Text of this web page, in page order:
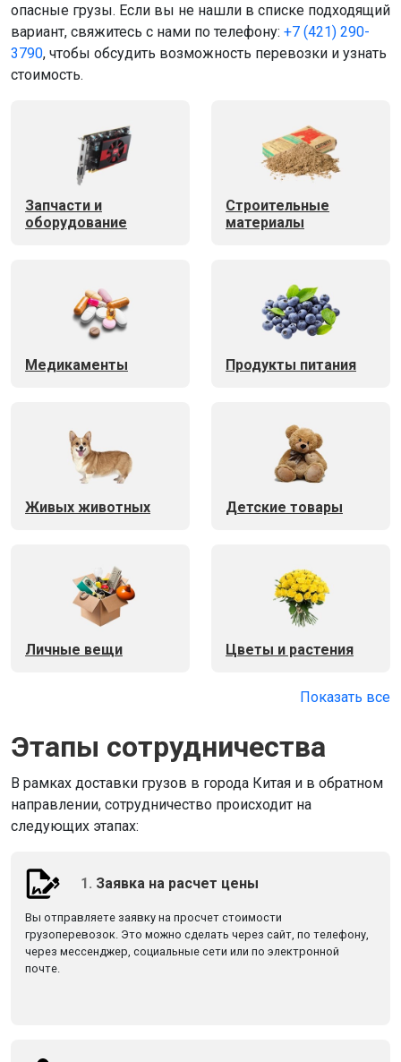
опасные грузы. Если вы не нашли в списке подходящий
вариант, свяжитесь с нами по телефону: +7 (421) 290-
3790, чтобы обсудить возможность перевозки и узнать
стоимость.
Запчасти и
оборудование
Строительные
материалы
Медикаменты Продукты питания
Живых животных Детские товары
Личные вещи Цветы и растения
Показать все
Этапы сотрудничества
В рамках доставки грузов в города Китая и в обратном
направлении, сотрудничество происходит на
следующих этапах:
1. Заявка на расчет цены
Вы отправляете заявку на просчет стоимости
грузоперевозок. Это можно сделать через сайт, по телефону,
через мессенджер, социальные сети или по электронной
почте.